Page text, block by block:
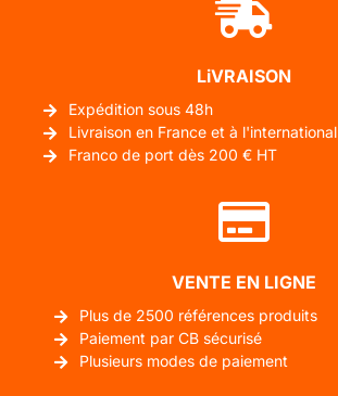
LiVRAISON
Expédition sous 48h
Livraison en France et à l'international
Franco de port dès 200 € HT
VENTE EN LIGNE
Plus de 2500 références produits
Paiement par CB sécurisé
Plusieurs modes de paiement